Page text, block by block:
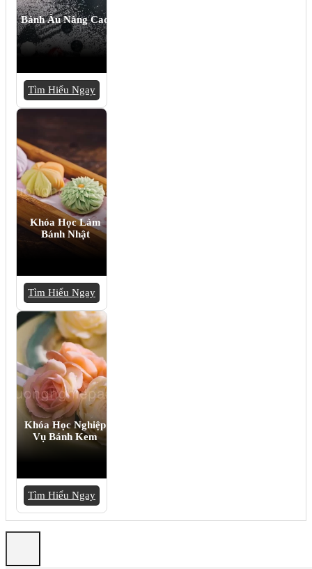
Bánh Âu Nâng Cao
Tìm Hiểu Ngay
Khóa Học Làm
Bánh Nhật
Tìm Hiểu Ngay
Khóa Học Nghiệp
Vụ Bánh Kem
Tìm Hiểu Ngay